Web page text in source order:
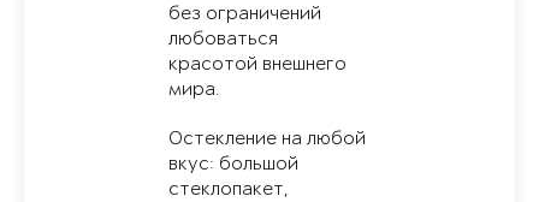
без ограничений
любоваться
красотой внешнего
мира.
Остекление на любой
вкус: большой
стеклопакет,